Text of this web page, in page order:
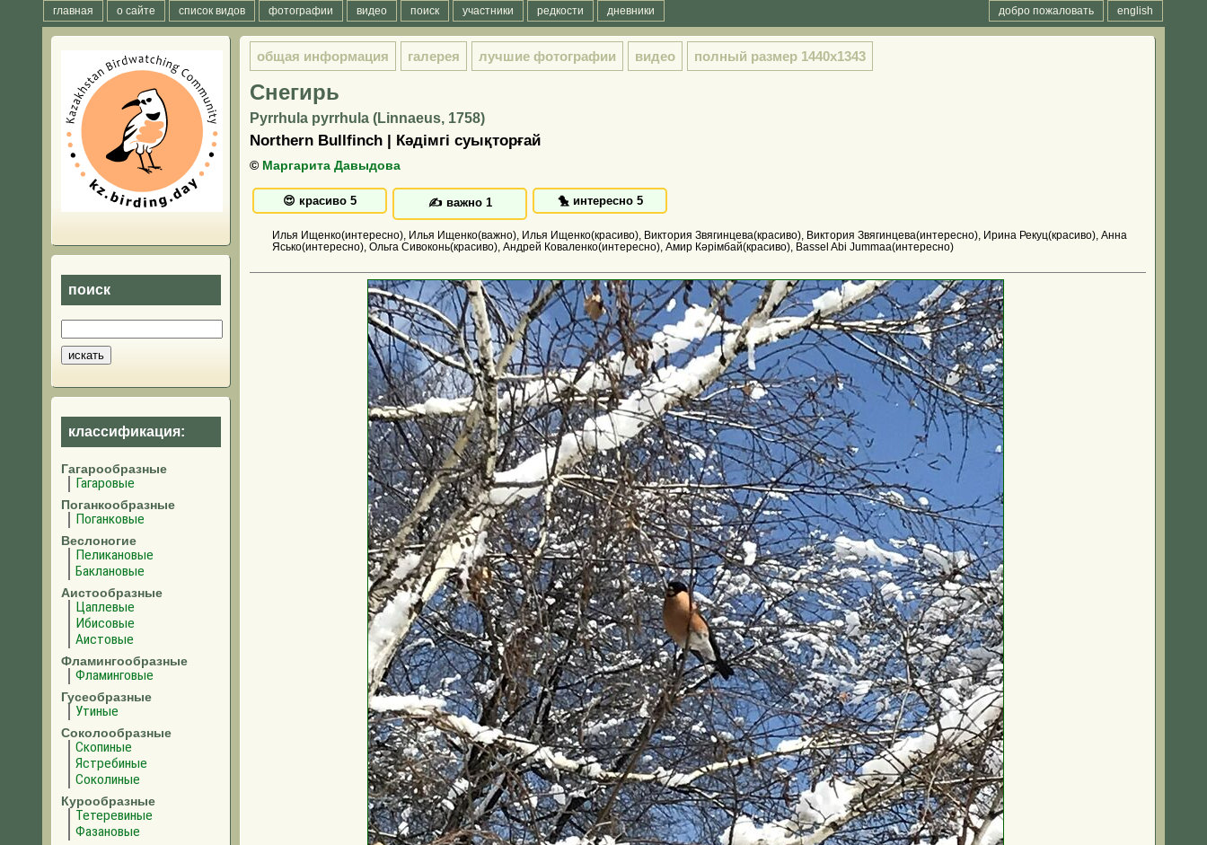
главная о сайте список видов фотографии видео поиск участники редкости дневники english
добро пожаловать
поиск
классификация:
Гагарообразные
Гагаровые
Поганкообразные
Поганковые
Веслоногие
Пеликановые
Баклановые
Аистообразные
Цаплевые
Ибисовые
Аистовые
Фламингообразные
Фламинговые
Гусеобразные
Утиные
Соколообразные
Скопиные
Ястребиные
Соколиные
Курообразные
Тетеревиные
Фазановые
общая информация галерея лучшие фотографии видео полный размер 1440x1343
Снегирь
Pyrrhula pyrrhula (Linnaeus, 1758)
Northern Bullfinch | Кәдімгі суықторғай
© Маргарита Давыдова
Илья Ищенко(интересно), Илья Ищенко(важно), Илья Ищенко(красиво), Виктория Звягинцева(красиво), Виктория Звягинцева(интересно), Ирина Рекуц(красиво), Анна
Ясько(интересно), Ольга Сивоконь(красиво), Андрей Коваленко(интересно), Амир Кәрімбай(красиво), Bassel Abi Jummaa(интересно)